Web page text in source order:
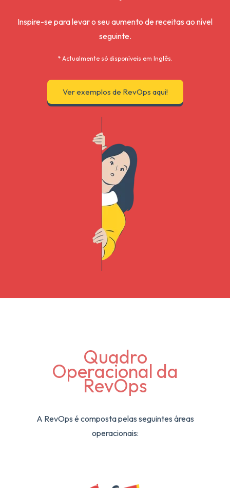
Inspire-se para levar o seu aumento de receitas ao nível
seguinte.
* Actualmente só disponíveis em Inglês.
Ver exemplos de RevOps aqui!
Quadro
Operacional da
RevOps
A RevOps é composta pelas seguintes áreas
operacionais: